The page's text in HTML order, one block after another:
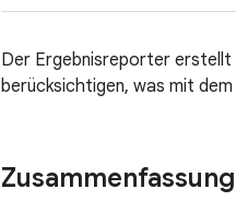
Der Ergebnisreporter erstellt
berücksichtigen, was mit
Zusammenfassung